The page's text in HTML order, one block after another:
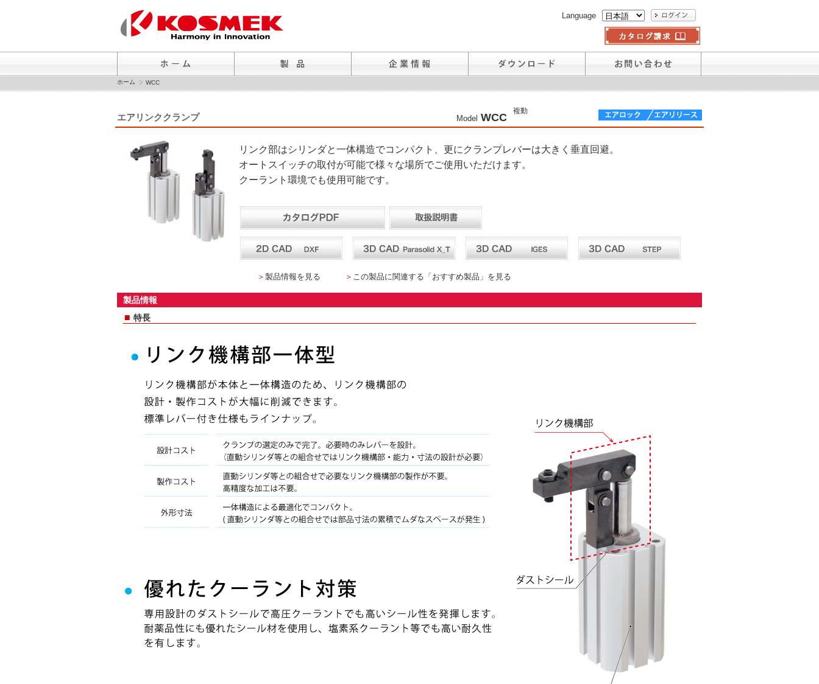
Language
ホーム WCC
エアリンククランプ Model WCC
複動
リンク部はシリンダと一体構造でコンパクト、更にクランプレバーは大きく垂直回避。
オートスイッチの取付が可能で様々な場所でご使用いただけます。
クーラント環境でも使用可能です。
＞ 製品情報を見る ＞ この製品に関連する「おすすめ製品」を見る
製品情報
■ 特長